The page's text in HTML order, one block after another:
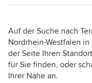
Auf der Suche nach
Nordrhein-Westfalen
der Seite Ihren
für Sie finden, oder
Ihrer Nähe an.